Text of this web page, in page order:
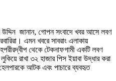
উদ্দিন জানান, গোপন সংবাদে খবর আসে লবণ
এমন খবরে সাবরাং এলাকায়
থেকে টেকনাফগামী একটি লবণ
রাখা ৩২ হাজার পিস ইয়াবা উদ্ধার করা
আটক এবং পাচারে ব্যবহৃত